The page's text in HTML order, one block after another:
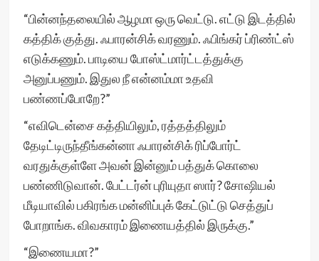
“பின்னந்தலையில் ஆழமா ஒரு வெட்டு. எட்டு இடத்தில்
கத்திக் குத்து. ஃபாரன்சிக் வரணும். ஃபிங்கர் ப்ரிண்ட்ஸ்
எடுக்கணும். பாடியை போஸ்ட்மார்ட்டத்துக்கு
அனுப்பணும். இதுல நீ என்னம்மா உதவி
பண்ணப்போறே?”
“எவிடென்சை கத்தியிலும், ரத்தத்திலும்
தேடிட்டிருந்தீங்கன்னா ஃபாரன்சிக் ரிப்போர்ட்
வரதுக்குள்ளே அவன் இன்னும் பத்துக் கொலை
பண்ணிடுவான். பேட்டர்ன் புரியுதா ஸார்? சோஷியல்
மீடியாவில் பகிரங்க மன்னிப்புக் கேட்டுட்டு செத்துப்
போறாங்க. விவகாரம் இணையத்தில் இருக்கு.”
“இணையமா?”